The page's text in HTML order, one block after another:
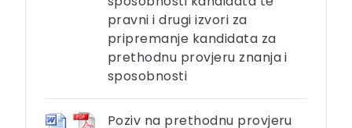
pravni i drugi izvori za
pripremanje kandidata za
prethodnu provjeru znanja i
sposobnosti
Poziv na prethodnu provjeru